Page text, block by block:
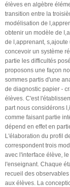
élèves en algèbre
transition entre la
modélisation de
obtenir un modèle de
de l‚apprenant,
concevoir un système
partie les difficultés
proposons une façon
sommes partis d'une
de diagnostic papier -
élèves. C'est
part nous considérons
comme faisant partie
dépend en effet en
L'élaboration du profil
correspondent trois
avec l'interface élève,
l'enseignant. Chaque
recueil des
aux élèves. La